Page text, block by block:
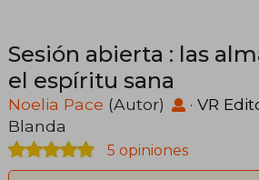
Sesión abierta : las
el espíritu sana
Noelia Pace (Autor) · VR
Blanda
5 opiniones